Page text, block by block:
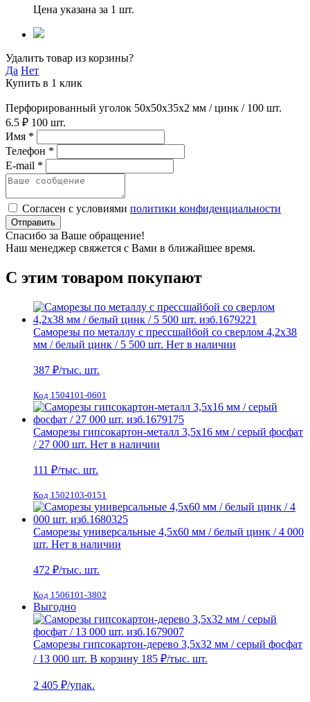
Цена указана за 1 шт.
Удалить товар из корзины?
Да Нет
Купить в 1 клик
Перфорированный уголок 50х50х35х2 мм / цинк / 100 шт.
6.5 ₽ 100 шт.
Имя *
Телефон *
E-mail *
Согласен с условиями политики конфиденциальности
Отправить
Спасибо за Ваше обращение!
Наш менеджер свяжется с Вами в ближайшее время.
С этим товаром покупают
Саморезы по металлу с прессшайбой со сверлом 4,2х38
мм / белый цинк / 5 500 шт. Нет в наличии
387 ₽/тыс. шт.
Код 1504101-0601
Саморезы гипсокартон-металл 3,5х16 мм / серый фосфат
/ 27 000 шт. Нет в наличии
111 ₽/тыс. шт.
Код 1502103-0151
Саморезы универсальные 4,5х60 мм / белый цинк / 4 000
шт. Нет в наличии
472 ₽/тыс. шт.
Код 1506101-3802
Выгодно
Саморезы гипсокартон-дерево 3,5х32 мм / серый фосфат
/ 13 000 шт. В корзину 185 ₽/тыс. шт.
2 405 ₽/упак.